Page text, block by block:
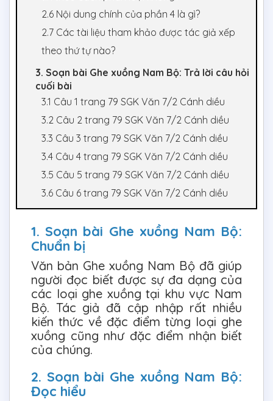
2.6 Nội dung chính của phần 4 là gì?
2.7 Các tài liệu tham khảo được tác giả xếp
theo thứ tự nào?
3. Soạn bài Ghe xuồng Nam Bộ: Trả lời câu hỏi
cuối bài
3.1 Câu 1 trang 79 SGK Văn 7/2 Cánh diều
3.2 Câu 2 trang 79 SGK Văn 7/2 Cánh diều
3.3 Câu 3 trang 79 SGK Văn 7/2 Cánh diều
3.4 Câu 4 trang 79 SGK Văn 7/2 Cánh diều
3.5 Câu 5 trang 79 SGK Văn 7/2 Cánh diều
3.6 Câu 6 trang 79 SGK Văn 7/2 Cánh diều
1. Soạn bài Ghe xuồng Nam Bộ:
Chuẩn bị
Văn bản Ghe xuồng Nam Bộ đã giúp
người đọc biết được sự đa dạng của
các loại ghe xuồng tại khu vực Nam
Bộ. Tác giả đã cập nhập rất nhiều
kiến thức về đặc điểm từng loại ghe
xuồng cũng như đặc điểm nhận biết
của chúng.
2. Soạn bài Ghe xuồng Nam Bộ:
Đọc hiểu